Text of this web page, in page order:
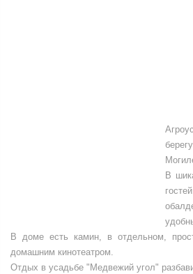
В
В доме есть камин, в отдельном,
домашним кинотеатром.
Отдых в усадьбе "Медвежий угол"